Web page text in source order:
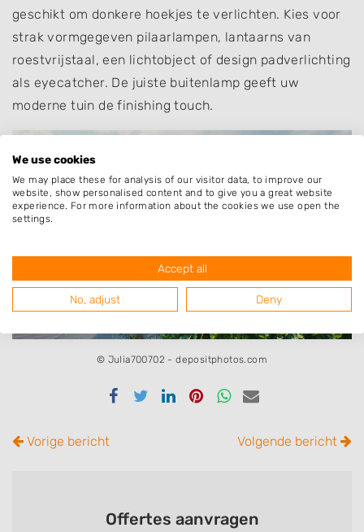
geschikt om donkere hoekjes te verlichten. Kies voor
strak vormgegeven pilaarlampen, lantaarns van
roestvrijstaal, een lichtobject of design padverlichting
als eyecatcher. De juiste buitenlamp geeft uw
moderne tuin de finishing touch.
© Julia700702 - depositphotos.com
DelenDelenDelenDelenDelenDelen
Vorige bericht Volgende bericht
Offertes aanvragen
We use cookies
We may place these for analysis of our visitor data, to improve our
website, show personalised content and to give you a great website
experience. For more information about the cookies we use open the
settings.
Accept all
No, adjust Deny